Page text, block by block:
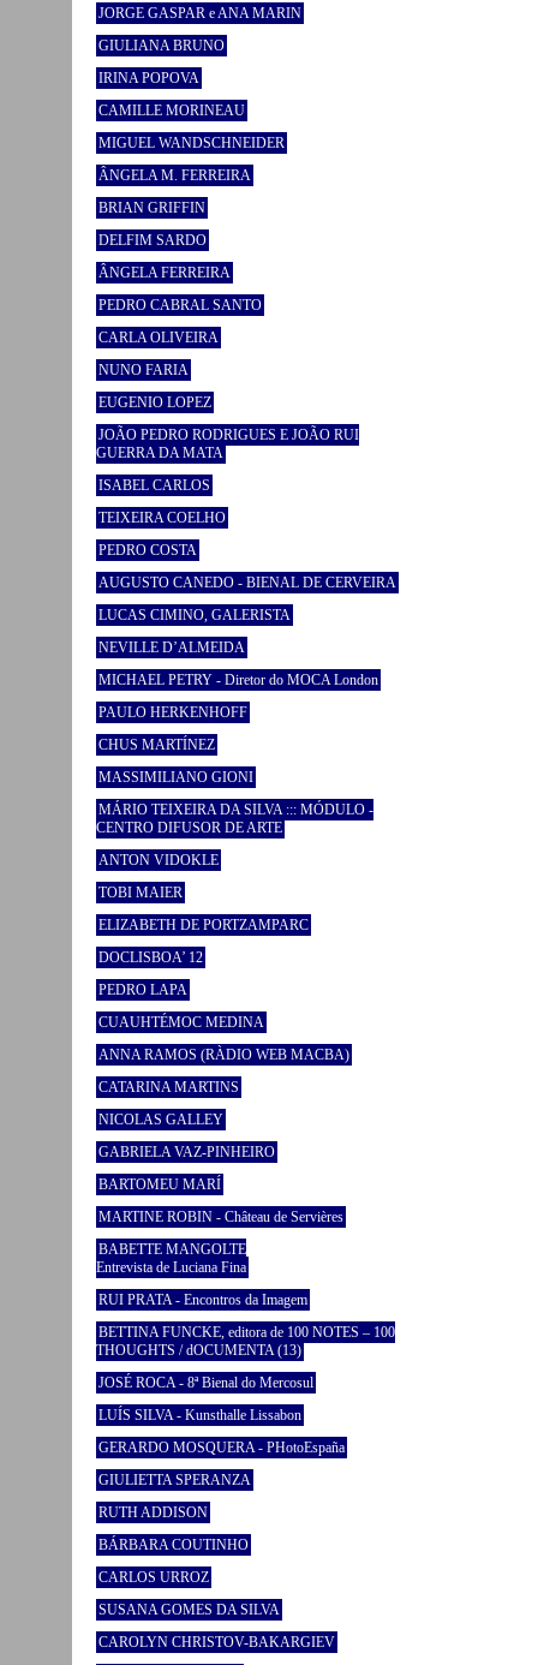
JORGE GASPAR e ANA MARIN
GIULIANA BRUNO
IRINA POPOVA
CAMILLE MORINEAU
MIGUEL WANDSCHNEIDER
ÂNGELA M. FERREIRA
BRIAN GRIFFIN
DELFIM SARDO
ÂNGELA FERREIRA
PEDRO CABRAL SANTO
CARLA OLIVEIRA
NUNO FARIA
EUGENIO LOPEZ
JOÃO PEDRO RODRIGUES E JOÃO RUI
GUERRA DA MATA
ISABEL CARLOS
TEIXEIRA COELHO
PEDRO COSTA
AUGUSTO CANEDO - BIENAL DE CERVEIRA
LUCAS CIMINO, GALERISTA
NEVILLE D’ALMEIDA
MICHAEL PETRY - Diretor do MOCA London
PAULO HERKENHOFF
CHUS MARTÍNEZ
MASSIMILIANO GIONI
MÁRIO TEIXEIRA DA SILVA ::: MÓDULO -
CENTRO DIFUSOR DE ARTE
ANTON VIDOKLE
TOBI MAIER
ELIZABETH DE PORTZAMPARC
DOCLISBOA’ 12
PEDRO LAPA
CUAUHTÉMOC MEDINA
ANNA RAMOS (RÀDIO WEB MACBA)
CATARINA MARTINS
NICOLAS GALLEY
GABRIELA VAZ-PINHEIRO
BARTOMEU MARÍ
MARTINE ROBIN - Château de Servières
BABETTE MANGOLTE
Entrevista de Luciana Fina
RUI PRATA - Encontros da Imagem
BETTINA FUNCKE, editora de 100 NOTES – 100
THOUGHTS / dOCUMENTA (13)
JOSÉ ROCA - 8ª Bienal do Mercosul
LUÍS SILVA - Kunsthalle Lissabon
GERARDO MOSQUERA - PHotoEspaña
GIULIETTA SPERANZA
RUTH ADDISON
BÁRBARA COUTINHO
CARLOS URROZ
SUSANA GOMES DA SILVA
CAROLYN CHRISTOV-BAKARGIEV